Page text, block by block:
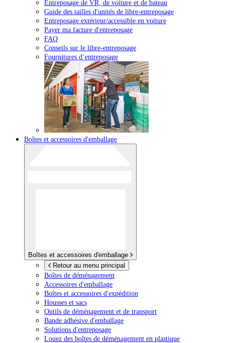
Entreposage de VR, de voiture et de bateau
Guide des tailles d'unités de libre-entreposage
Entreposage extérieur/accessible en voiture
Payer ma facture d'entreposage
FAQ
Conseils sur le libre-entreposage
Fournitures d’entreposage
Boîtes et accessoires d'emballage
Boîtes et accessoires d'emballage
Retour au menu principal
Boîtes de déménagement
Accessoires d'emballage
Boîtes et accessoires d'expédition
Housses et sacs
Outils de déménagement et de transport
Bande adhésive d'emballage
Solutions d'entreposage
Louez des boîtes de déménagement en plastique